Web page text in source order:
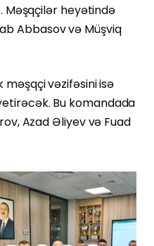
Məşqçilər heyətində
Abbasov və Müşviq
məşqçi vəzifəsini isə
Bu komandada
Azad Əliyev və Fuad